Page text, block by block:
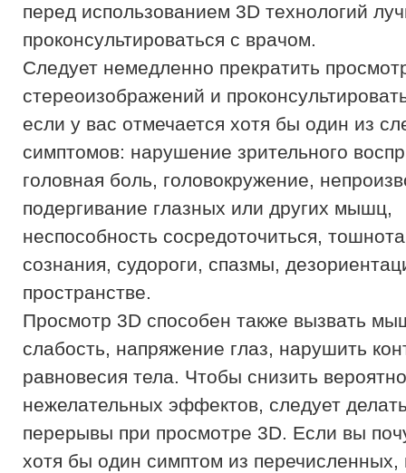
перед использованием 3D технологий
проконсультироваться с врачом.
Следует немедленно прекратить
стереоизображений и
если у вас отмечается хотя бы один из
симптомов: нарушение зрительного
головная боль, головокружение,
подергивание глазных или других мышц,
неспособность сосредоточиться,
сознания, судороги, спазмы,
пространстве.
Просмотр 3D способен также вызвать
слабость, напряжение глаз, нарушить
равновесия тела. Чтобы снизить
нежелательных эффектов, следует
перерывы при просмотре 3D. Если вы
хотя бы один симптом из